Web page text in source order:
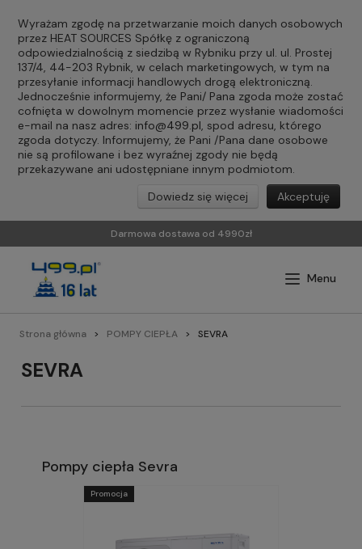
Wyrażam zgodę na przetwarzanie moich danych osobowych
przez HEAT SOURCES Spółkę z ograniczoną
odpowiedzialnością z siedzibą w Rybniku przy ul. ul. Prostej
137/4, 44-203 Rybnik, w celach marketingowych, w tym na
przesyłanie informacji handlowych drogą elektroniczną.
Jednocześnie informujemy, że Pani/ Pana zgoda może zostać
cofnięta w dowolnym momencie przez wysłanie wiadomości
e-mail na nasz adres: info@499.pl, spod adresu, którego
zgoda dotyczy. Informujemy, że Pani /Pana dane osobowe
nie są profilowane i bez wyraźnej zgody nie będą
przekazywane ani udostępniane innym podmiotom.
Akceptuję
Dowiedz się więcej
Darmowa dostawa od 4990zł
Strona główna POMPY CIEPŁA SEVRA
SEVRA
Pompy ciepła Sevra
Promocja